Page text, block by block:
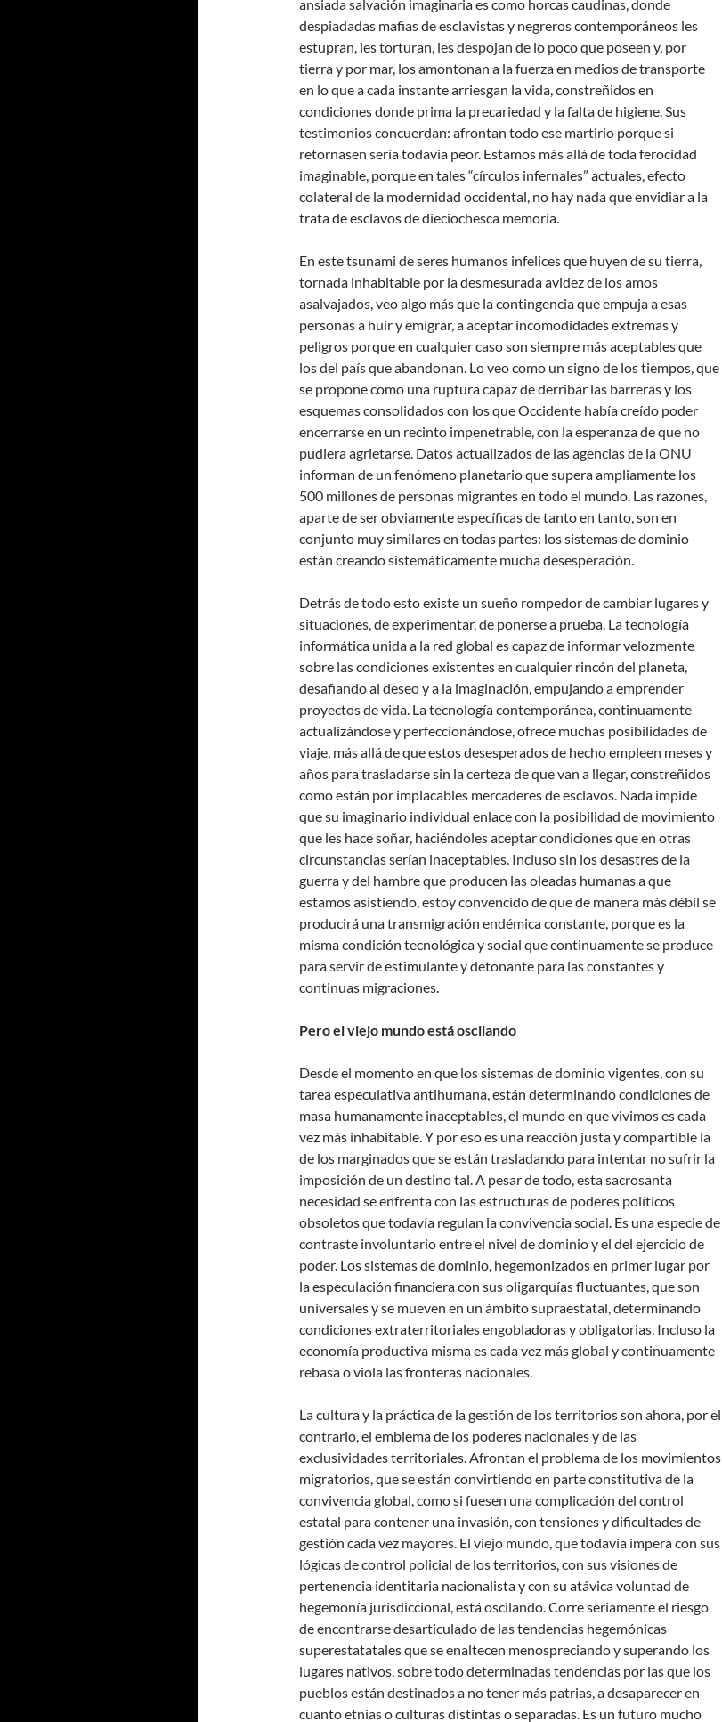
ansiada salvación imaginaria es como horcas caudinas, donde
despiadadas mafias de esclavistas y negreros contemporáneos les
estupran, les torturan, les despojan de lo poco que poseen y, por
tierra y por mar, los amontonan a la fuerza en medios de transporte
en lo que a cada instante arriesgan la vida, constreñidos en
condiciones donde prima la precariedad y la falta de higiene. Sus
testimonios concuerdan: afrontan todo ese martirio porque si
retornasen sería todavía peor. Estamos más allá de toda ferocidad
imaginable, porque en tales “círculos infernales” actuales, efecto
colateral de la modernidad occidental, no hay nada que envidiar a la
trata de esclavos de dieciochesca memoria.
En este tsunami de seres humanos infelices que huyen de su tierra,
tornada inhabitable por la desmesurada avidez de los amos
asalvajados, veo algo más que la contingencia que empuja a esas
personas a huir y emigrar, a aceptar incomodidades extremas y
peligros porque en cualquier caso son siempre más aceptables que
los del país que abandonan. Lo veo como un signo de los tiempos, que
se propone como una ruptura capaz de derribar las barreras y los
esquemas consolidados con los que Occidente había creído poder
encerrarse en un recinto impenetrable, con la esperanza de que no
pudiera agrietarse. Datos actualizados de las agencias de la ONU
informan de un fenómeno planetario que supera ampliamente los
500 millones de personas migrantes en todo el mundo. Las razones,
aparte de ser obviamente específicas de tanto en tanto, son en
conjunto muy similares en todas partes: los sistemas de dominio
están creando sistemáticamente mucha desesperación.
Detrás de todo esto existe un sueño rompedor de cambiar lugares y
situaciones, de experimentar, de ponerse a prueba. La tecnología
informática unida a la red global es capaz de informar velozmente
sobre las condiciones existentes en cualquier rincón del planeta,
desafiando al deseo y a la imaginación, empujando a emprender
proyectos de vida. La tecnología contemporánea, continuamente
actualizándose y perfeccionándose, ofrece muchas posibilidades de
viaje, más allá de que estos desesperados de hecho empleen meses y
años para trasladarse sin la certeza de que van a llegar, constreñidos
como están por implacables mercaderes de esclavos. Nada impide
que su imaginario individual enlace con la posibilidad de movimiento
que les hace soñar, haciéndoles aceptar condiciones que en otras
circunstancias serían inaceptables. Incluso sin los desastres de la
guerra y del hambre que producen las oleadas humanas a que
estamos asistiendo, estoy convencido de que de manera más débil se
producirá una transmigración endémica constante, porque es la
misma condición tecnológica y social que continuamente se produce
para servir de estimulante y detonante para las constantes y
continuas migraciones.
Pero el viejo mundo está oscilando
Desde el momento en que los sistemas de dominio vigentes, con su
tarea especulativa antihumana, están determinando condiciones de
masa humanamente inaceptables, el mundo en que vivimos es cada
vez más inhabitable. Y por eso es una reacción justa y compartible la
de los marginados que se están trasladando para intentar no sufrir la
imposición de un destino tal. A pesar de todo, esta sacrosanta
necesidad se enfrenta con las estructuras de poderes políticos
obsoletos que todavía regulan la convivencia social. Es una especie de
contraste involuntario entre el nivel de dominio y el del ejercicio de
poder. Los sistemas de dominio, hegemonizados en primer lugar por
la especulación financiera con sus oligarquías fluctuantes, que son
universales y se mueven en un ámbito supraestatal, determinando
condiciones extraterritoriales engobladoras y obligatorias. Incluso la
economía productiva misma es cada vez más global y continuamente
rebasa o viola las fronteras nacionales.
La cultura y la práctica de la gestión de los territorios son ahora, por el
contrario, el emblema de los poderes nacionales y de las
exclusividades territoriales. Afrontan el problema de los movimientos
migratorios, que se están convirtiendo en parte constitutiva de la
convivencia global, como si fuesen una complicación del control
estatal para contener una invasión, con tensiones y dificultades de
gestión cada vez mayores. El viejo mundo, que todavía impera con sus
lógicas de control policial de los territorios, con sus visiones de
pertenencia identitaria nacionalista y con su atávica voluntad de
hegemonía jurisdiccional, está oscilando. Corre seriamente el riesgo
de encontrarse desarticulado de las tendencias hegemónicas
superestatatales que se enaltecen menospreciando y superando los
lugares nativos, sobre todo determinadas tendencias por las que los
pueblos están destinados a no tener más patrias, a desaparecer en
cuanto etnias o culturas distintas o separadas. Es un futuro mucho